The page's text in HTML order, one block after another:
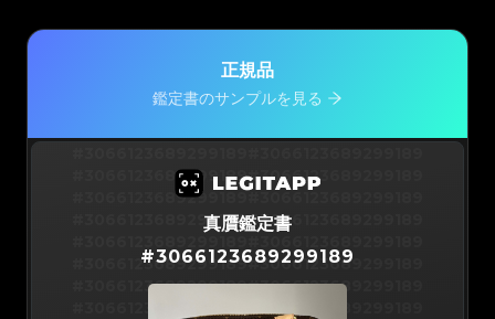
正規品
鑑定書のサンプルを見る
#3066123689299189#3066123689299189
#3066123689299189#3066123689299189
#3066123689299189#3066123689299189
#3066123689299189#3066123689299189
#3066123689299189#3066123689299189
真贋鑑定書
#3066123689299189